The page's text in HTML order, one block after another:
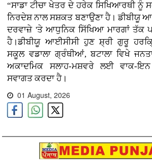
“ਸਾਡਾ ਟੀਚਾ ਖੇਤਰ ਦੇ ਹਰੇਕ ਸਿਖਿਆਰਥੀ ਨੂੰ
ਨਿਰਦੇਸ਼ ਨਾਲ ਸਸ਼ਕਤ ਬਣਾਉਣਾ ਹੈ। ਡੀਬੀਯੂ
ਦਰਵਾਜ਼ੇ 'ਤੇ ਆਧੁਨਿਕ ਸਿੱਖਿਆ ਮਾਰਗਾਂ ਤੱਕ
ਹੈ।ਡੀਬੀਯੂ ਆਈਸੀਸੀ ਹੁਣ ਸ਼੍ਰੀ ਗੁਰੂ
ਸਕੂਲ ਵਡਾਲਾ ਗ੍ਰੰਥੀਆਂ, ਬਟਾਲਾ ਵਿਖੇ
ਅਕਾਦਮਿਕ ਸਲਾਹ-ਮਸ਼ਵਰੇ ਲਈ ਵਾਕ-
ਸਵਾਗਤ ਕਰਦਾ ਹੈ।
01 August, 2026